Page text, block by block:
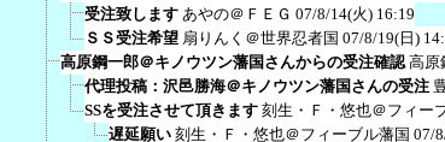
受注致します あやの＠ＦＥＧ 07/8/14(火) 16:19
ＳＳ受注希望 扇りんく＠世界忍者国 07/8/19(日)
高原鋼一郎＠キノウツン藩国さんからの受注確認 高原
代理投稿：沢邑勝海＠キノウツン藩国さんの受注
SSを受注させて頂きます 刻生・Ｆ・悠也＠フィー
遅延願い 刻生・Ｆ・悠也＠フィーブル藩国 07/